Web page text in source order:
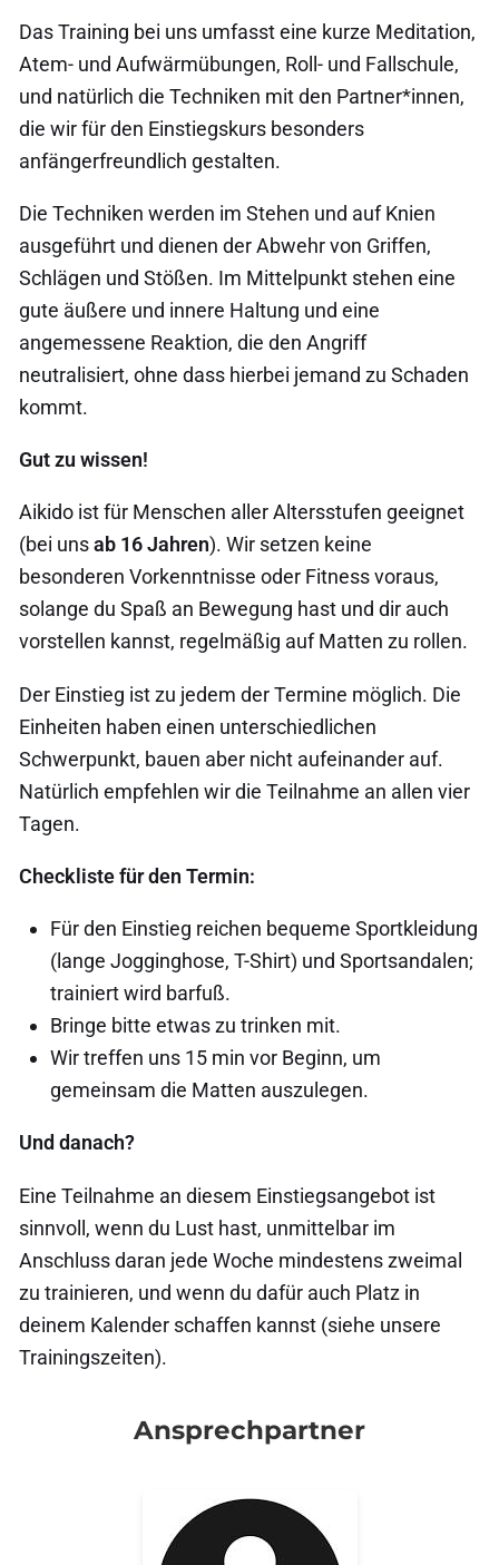
Das Training bei uns umfasst eine kurze Meditation,
Atem- und Aufwärmübungen, Roll- und Fallschule,
und natürlich die Techniken mit den Partner*innen,
die wir für den Einstiegskurs besonders
anfängerfreundlich gestalten.
Die Techniken werden im Stehen und auf Knien
ausgeführt und dienen der Abwehr von Griffen,
Schlägen und Stößen. Im Mittelpunkt stehen eine
gute äußere und innere Haltung und eine
angemessene Reaktion, die den Angriff
neutralisiert, ohne dass hierbei jemand zu Schaden
kommt.
Gut zu wissen!
Aikido ist für Menschen aller Altersstufen geeignet
(bei unsab 16 Jahren). Wir setzen keine
besonderen Vorkenntnisse oder Fitness voraus,
solange du Spaß an Bewegung hast und dir auch
vorstellen kannst, regelmäßig auf Matten zu rollen.
Der Einstieg ist zu jedem der Termine möglich. Die
Einheiten haben einen unterschiedlichen
Schwerpunkt, bauen aber nicht aufeinander auf.
Natürlich empfehlen wir die Teilnahme an allen vier
Tagen.
Checkliste für den Termin:
Für den Einstieg reichen bequeme Sportkleidung
(lange Jogginghose, T-Shirt) und Sportsandalen;
trainiert wird barfuß.
Bringe bitte etwas zu trinken mit.
Wir treffen uns 15 min vor Beginn, um
gemeinsam die Matten auszulegen.
Und danach?
Eine Teilnahme an diesem Einstiegsangebot ist
sinnvoll, wenn du Lust hast, unmittelbar im
Anschluss daran jede Woche mindestens zweimal
zu trainieren, und wenn du dafür auch Platz in
deinem Kalender schaffen kannst (siehe unsere
Trainingszeiten).
Ansprechpartner